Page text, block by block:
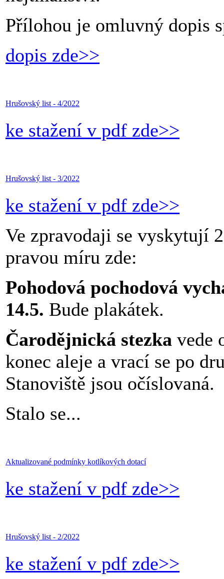
Přílohou je omluvný dopis
dopis zde>>
Hrušovský list - 4/2022
ke stažení v pdf zde>>
Hrušovský list - 3/2022
ke stažení v pdf zde>>
Ve zpravodaji se vyskytují
pravou míru zde:
Pohodová pochodová
14.5. Bude plakátek.
Čarodějnická stezka vede
konec aleje a vrací se po
Stanoviště jsou očíslovaná.
Stalo se...
Aktualizované podmínky kotlíkových dotací
ke stažení v pdf zde>>
Hrušovský list - 2/2022
ke stažení v pdf zde>>